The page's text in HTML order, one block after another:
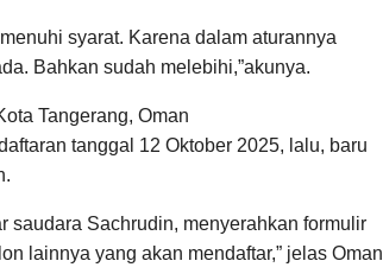
syarat. Karena dalam aturannya
Bahkan sudah melebihi,”akunya.
Tangerang, Oman
tanggal 12 Oktober 2025, lalu, baru
saudara Sachrudin, menyerahkan formulir
lainnya yang akan mendaftar,” jelas Oman